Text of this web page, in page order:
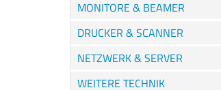
MONITORE & BEAMER
DRUCKER & SCANNER
NETZWERK & SERVER
WEITERE TECHNIK